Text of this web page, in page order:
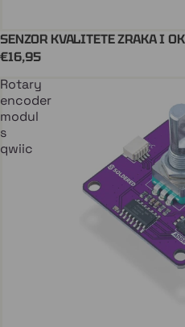
QWIIC Stiže uskoro
SENZOR KVALITETE ZRAKA I
€16,95
Rotary
encoder
modul
s
qwiic